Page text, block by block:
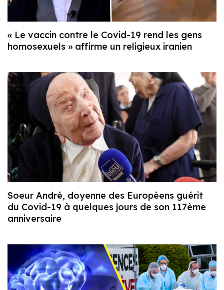
« Le vaccin contre le Covid-19 rend les gens
homosexuels » affirme un religieux iranien
Soeur André, doyenne des Européens guérit
du Covid-19 à quelques jours de son 117ème
anniversaire